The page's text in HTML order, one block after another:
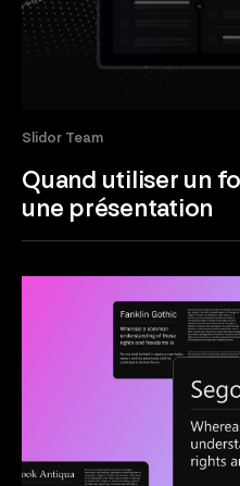
Slidor Team
Quand utiliser un
une présentation